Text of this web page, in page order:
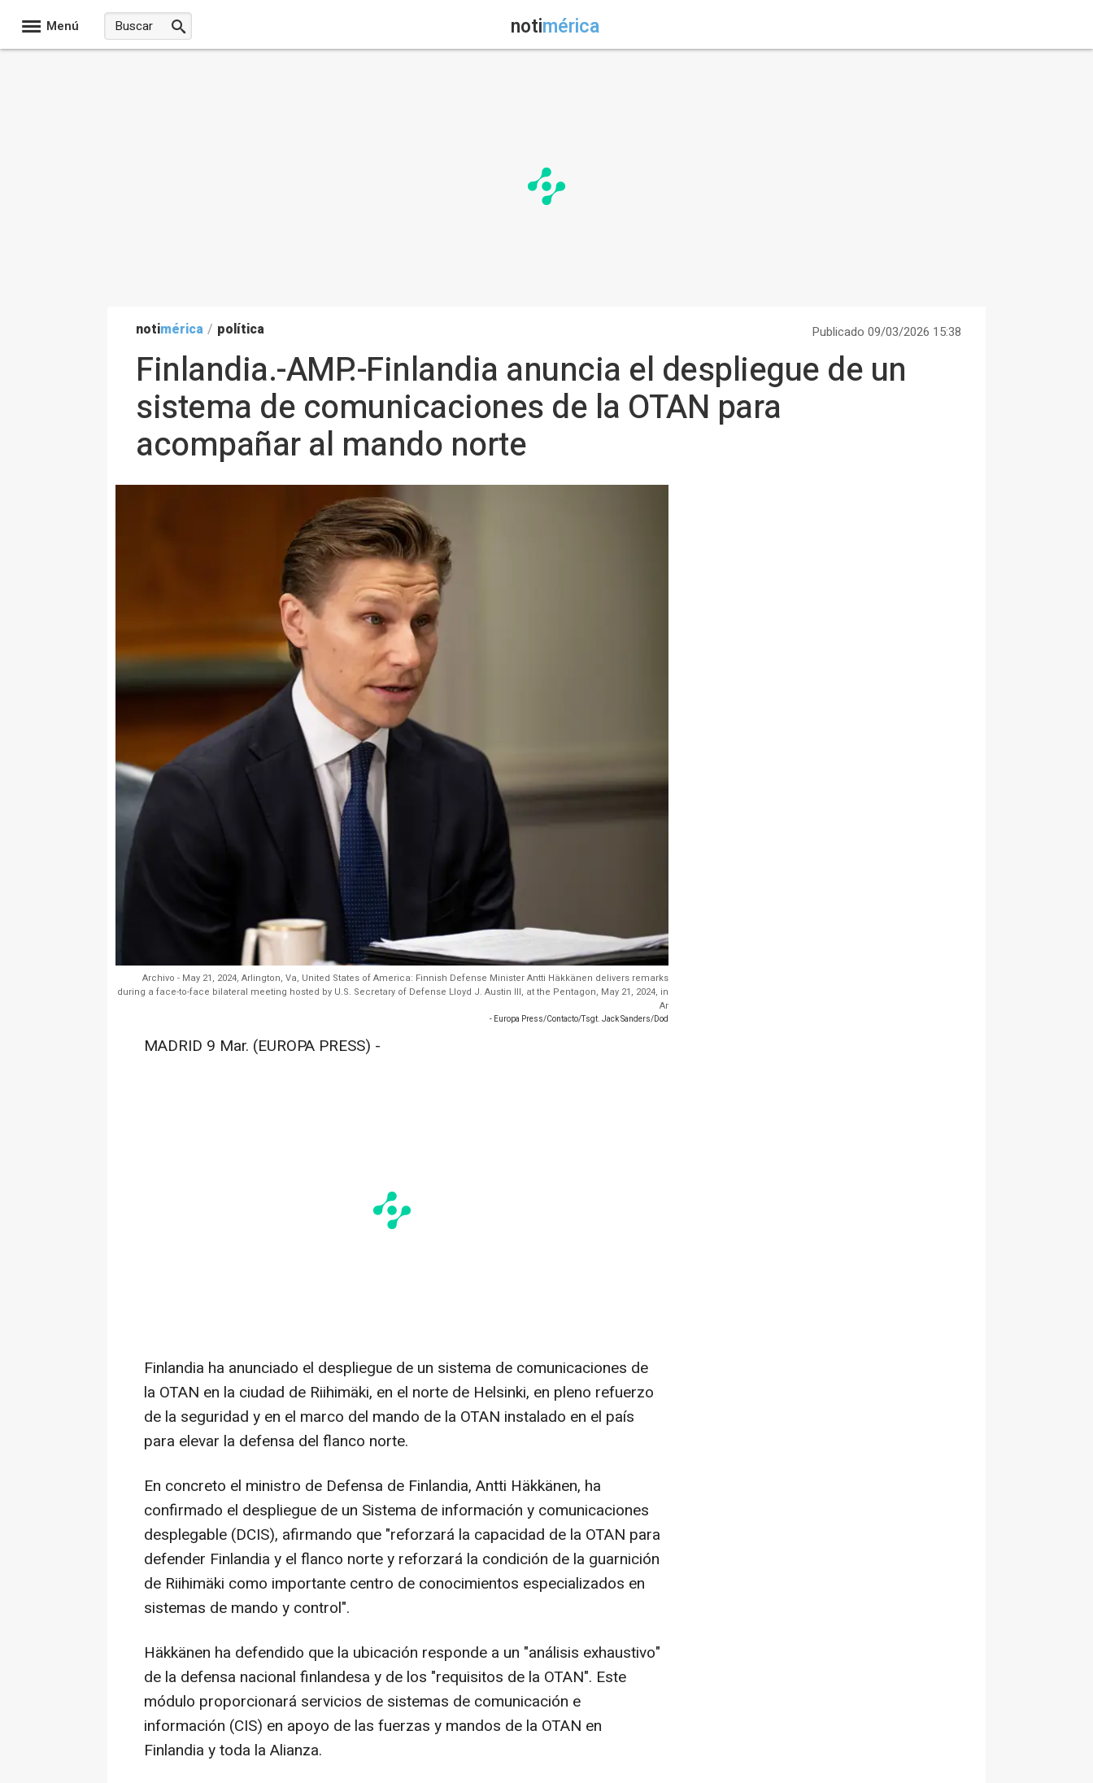
Menú notimérica
notimérica / política Publicado 09/03/2026 15:38
Finlandia.-AMP.-Finlandia anuncia el despliegue de un
sistema de comunicaciones de la OTAN para
acompañar al mando norte
Archivo - May 21, 2024, Arlington, Va, United States of America: Finnish Defense Minister Antti Häkkänen delivers remarks
during a face-to-face bilateral meeting hosted by U.S. Secretary of Defense Lloyd J. Austin III, at the Pentagon, May 21, 2024, in
Ar
- Europa Press/Contacto/Tsgt. Jack Sanders/Dod
MADRID 9 Mar. (EUROPA PRESS) -
Finlandia ha anunciado el despliegue de un sistema de comunicaciones de
la OTAN en la ciudad de Riihimäki, en el norte de Helsinki, en pleno refuerzo
de la seguridad y en el marco del mando de la OTAN instalado en el país
para elevar la defensa del flanco norte.
En concreto el ministro de Defensa de Finlandia, Antti Häkkänen, ha
confirmado el despliegue de un Sistema de información y comunicaciones
desplegable (DCIS), afirmando que "reforzará la capacidad de la OTAN para
defender Finlandia y el flanco norte y reforzará la condición de la guarnición
de Riihimäki como importante centro de conocimientos especializados en
sistemas de mando y control".
Häkkänen ha defendido que la ubicación responde a un "análisis exhaustivo"
de la defensa nacional finlandesa y de los "requisitos de la OTAN". Este
módulo proporcionará servicios de sistemas de comunicación e
información (CIS) en apoyo de las fuerzas y mandos de la OTAN en
Finlandia y toda la Alianza.